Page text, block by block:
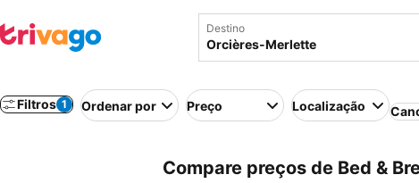
Destino
Filtros 1 Ordenar por Preço Localização
Compare preços de Bed &